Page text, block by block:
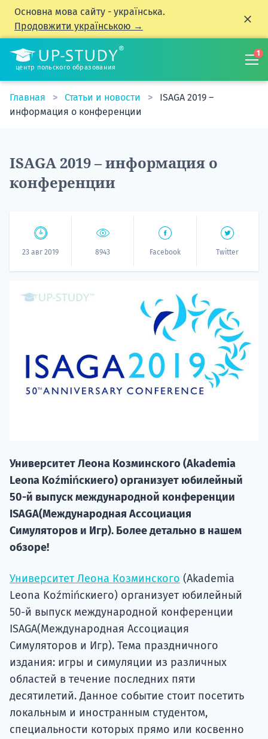
Основна мова сайту - українська.
Продовжити українською →
центр польского образования
1
Главная Статьи и новости
ISAGA 2019 –
информация о конференции
ISAGA 2019 – информация о
конференции
23 авг 2019 8943 Facebook Twitter
Университет Леона Козминского (Akademia
Leona Koźmińскиего) организует юбилейный
50-й выпуск международной конференции
ISAGA(Международная Ассоциация
Симуляторов и Игр). Более детально в нашем
обзоре!
Университет Леона Козминского (Akademia
Leona Koźmińскиего) организует юбилейный
50-й выпуск международной конференции
ISAGA(Международная Ассоциация
Симуляторов и Игр). Тема праздничного
издания: игры и симуляции из различных
областей в течение последних пяти
десятилетий. Данное событие стоит посетить
локальным и иностранным студентом,
специальности которых прямо или косвенно
НАБОР